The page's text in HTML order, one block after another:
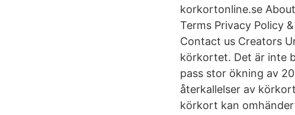
korkortonline.se
Terms Privacy Policy
Contact us Creators
körkortet. Det är inte
pass stor ökning av
återkallelser av
körkort kan